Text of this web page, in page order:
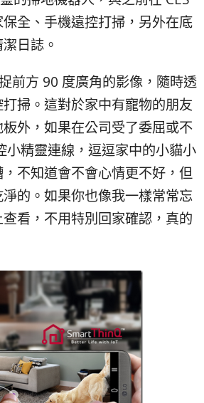
全、手機遠控打掃，另外在底
日誌。
前方 90 度廣角的影像，隨時透
掃。這對於家中有寵物的朋友
外，如果在公司受了委屈或不
精靈連線，逗逗家中的小貓小
不知道會不會心情更不好，但
的。如果你也像我一樣常常忘
看，不用特別回家確認，真的